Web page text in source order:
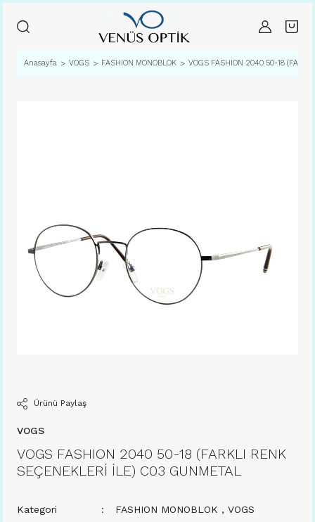
Anasayfa VOGS FASHION MONOBLOK VOGS FASHION 2040 50-18
Ürünü Paylaş
VOGS
VOGS FASHION 2040 50-18 (FARKLI RENK
SEÇENEKLERİ İLE) C03 GUNMETAL
Kategori FASHION MONOBLOK , VOGS